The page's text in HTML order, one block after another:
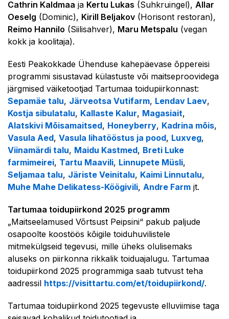
Cathrin Kaldmaa ja Kertu Lukas (Suhkruingel), Allar
Oeselg (Dominic), Kirill Beljakov (Horisont restoran),
Reimo Hannilo (Siilisahver), Maru Metspalu (vegan
kokk ja koolitaja).
Eesti Peakokkade Ühenduse kahepäevase õppereisi
programmi sisustavad külastuste või maitseproovidega
järgmised väiketootjad Tartumaa toidupiirkonnast:
Sepamäe talu, Järveotsa Vutifarm, Lendav Laev,
Kostja sibulatalu, Kallaste Kalur, Magasiait,
Alatskivi Mõisamaitsed, Honeyberry, Kadrina mõis,
Vasula Aed, Vasula lihatööstus ja pood, Luxveg,
Viinamärdi talu, Maidu Kastmed, Breti Luke
farmimeirei, Tartu Maavili, Linnupete Müsli,
Seljamaa talu, Järiste Veinitalu, Kaimi Linnutalu,
Muhe Mahe Delikatess-Köögivili, Andre Farm jt.
Tartumaa toidupiirkond 2025 programm
„Maitseelamused Võrtsust Peipsini“ pakub paljude
osapoolte koostöös kõigile toiduhuvilistele
mitmekülgseid tegevusi, mille üheks olulisemaks
aluseks on piirkonna rikkalik toiduajalugu. Tartumaa
toidupiirkond 2025 programmiga saab tutvust teha
aadressil https://visittartu.com/et/toidupiirkond/.
Tartumaa toidupiirkond 2025 tegevuste elluviimise taga